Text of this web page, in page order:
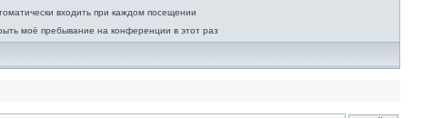
входить при каждом посещении
моё пребывание на конференции в этот раз